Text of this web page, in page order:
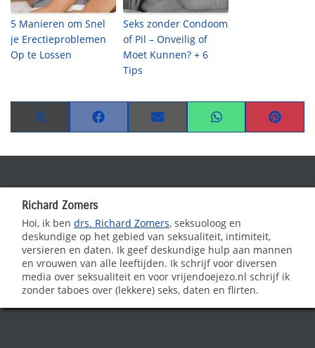
5 Manieren om Snel
je Erectieproblemen
Op te Lossen
Seks zonder Condoom
of Pil – Onveilig of
Moet Kunnen? + 6
Tips
Share
on
Share
on
Share
on
Share
on
Share
on
Richard Zomers
Hoi, ik ben drs. Richard Zomers, seksuoloog en
deskundige op het gebied van seksualiteit, intimiteit,
versieren en daten. Ik geef deskundige hulp aan mannen
en vrouwen van alle leeftijden. Ik schrijf voor diversen
media over seksualiteit en voor vrijendoejezo.nl schrijf ik
zonder taboes over (lekkere) seks, daten en flirten.